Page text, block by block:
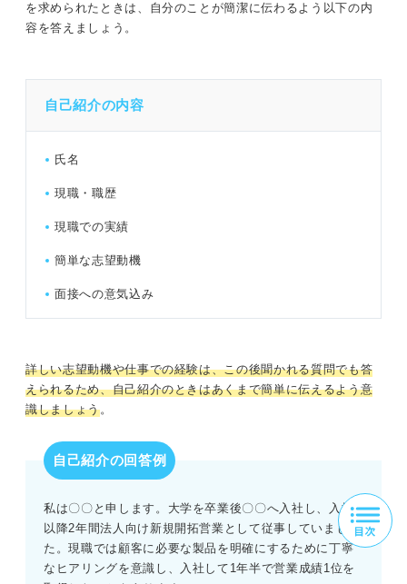
を求められたときは、自分のことが簡潔に伝わるよう以下の内
容を答えましょう。
自己紹介の内容
氏名
現職・職歴
現職での実績
簡単な志望動機
面接への意気込み
詳しい志望動機や仕事での経験は、この後聞かれる質問でも答
えられるため、自己紹介のときはあくまで簡単に伝えるよう意
識しましょう。
自己紹介の回答例
私は〇〇と申します。大学を卒業後〇〇へ入社し、入社
以降2年間法人向け新規開拓営業として従事していまし
た。現職では顧客に必要な製品を明確にするために丁寧
なヒアリングを意識し、入社して1年半で営業成績1位を